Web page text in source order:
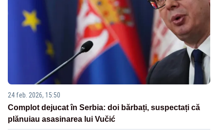
24 feb. 2026, 15:50
Complot dejucat în Serbia: doi bărbați, suspectați că
plănuiau asasinarea lui Vučić